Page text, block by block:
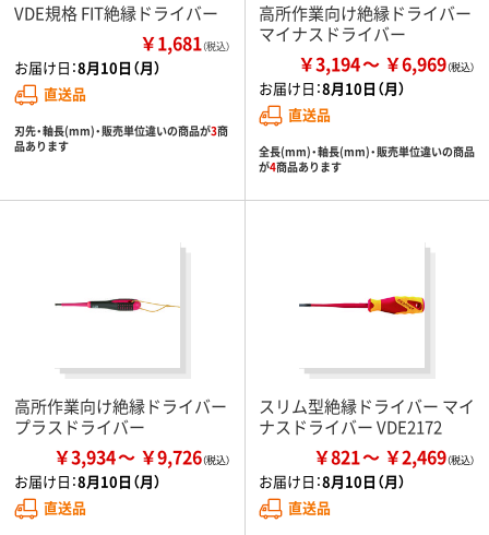
VDE規格 FIT絶縁ドライバー
￥1,681（税込）
お届け日：8月10日（月）
直送品
刃先・軸長(mm)・販売単位違いの商品が3商
品あります
高所作業向け絶縁ドライバー
マイナスドライバー
￥3,194 ￥6,969
お届け日：8月10日（月）
直送品
全長(mm)・軸長(mm)・販売単位違いの商品
が4商品あります
高所作業向け絶縁ドライバー
プラスドライバー
￥3,934 ￥9,726
お届け日：8月10日（月）
直送品
スリム型絶縁ドライバー マイ
ナスドライバー VDE2172
￥821 ￥2,469
お届け日：8月10日（月）
直送品